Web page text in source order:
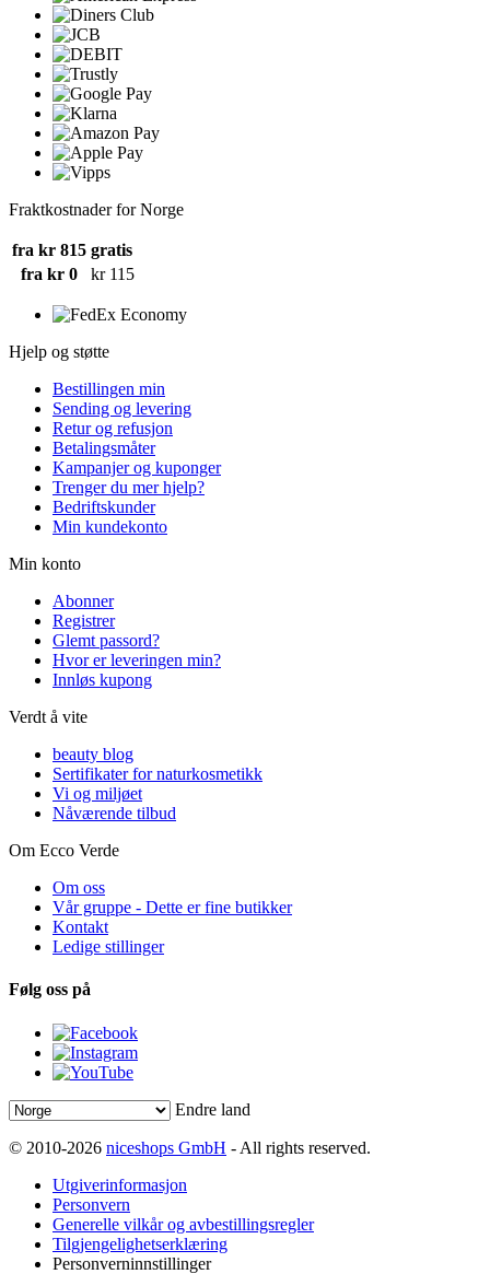
Fraktkostnader for Norge
fra kr 815 gratis
fra kr 0
kr 115
Hjelp og støtte
Bestillingen min
Sending og levering
Retur og refusjon
Betalingsmåter
Kampanjer og kuponger
Trenger du mer hjelp?
Bedriftskunder
Min kundekonto
Min konto
Abonner
Registrer
Glemt passord?
Hvor er leveringen min?
Innløs kupong
Verdt å vite
beauty blog
Sertifikater for naturkosmetikk
Vi og miljøet
Nåværende tilbud
Om Ecco Verde
Om oss
Vår gruppe - Dette er fine butikker
Kontakt
Ledige stillinger
Følg oss på
Endre land
© 2010-2026 niceshops GmbH - All rights reserved.
Utgiverinformasjon
Personvern
Generelle vilkår og avbestillingsregler
Tilgjengelighetserklæring
Personverninnstillinger